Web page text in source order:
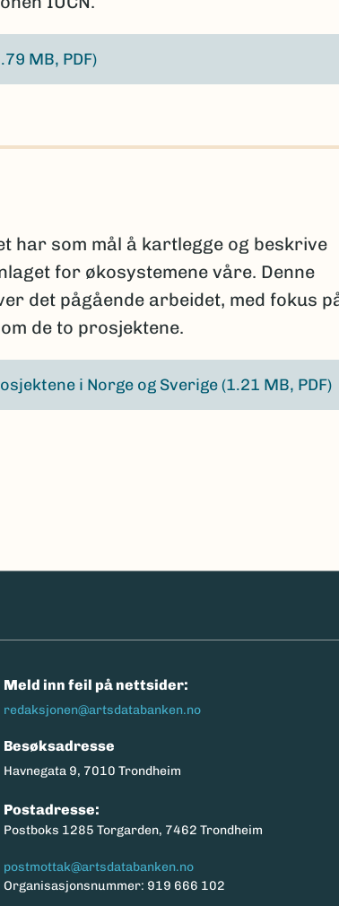
MB, PDF)
har som mål å kartlegge og beskrive
for økosystemene våre. Denne
det pågående arbeidet, med fokus
de to prosjektene.
i Norge og Sverige(1.21 MB, PDF)
Meld inn feil på nettsider:
redaksjonen@artsdatabanken.no
Besøksadresse
Havnegata 9, 7010 Trondheim
Postadresse:
Postboks 1285 Torgarden, 7462 Trondheim
postmottak@artsdatabanken.no
Organisasjonsnummer: 919 666 102